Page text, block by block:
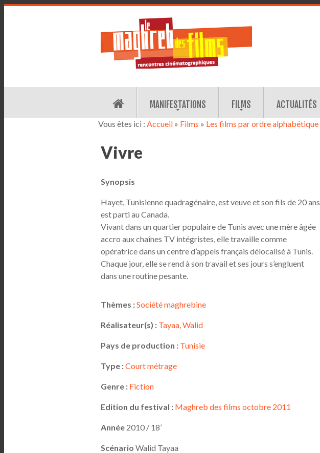
MANIFESTATIONS FILMS ACTUALITÉS
Vous êtes ici : Accueil » Films » Les films par ordre alphabétique
Vivre
Synopsis
Hayet, Tunisienne quadragénaire, est veuve et son fils de 20 ans
est parti au Canada.
Vivant dans un quartier populaire de Tunis avec une mère âgée
accro aux chaînes TV intégristes, elle travaille comme
opératrice dans un centre d’appels français délocalisé à Tunis.
Chaque jour, elle se rend à son travail et ses jours s’engluent
dans une routine pesante.
Thèmes :Société maghrebine
Réalisateur(s) : Tayaa, Walid
Pays de production : Tunisie
Type :Court métrage
Genre : Fiction
Edition du festival : Maghreb des films octobre 2011
Année 2010 / 18’
Scénario Walid Tayaa